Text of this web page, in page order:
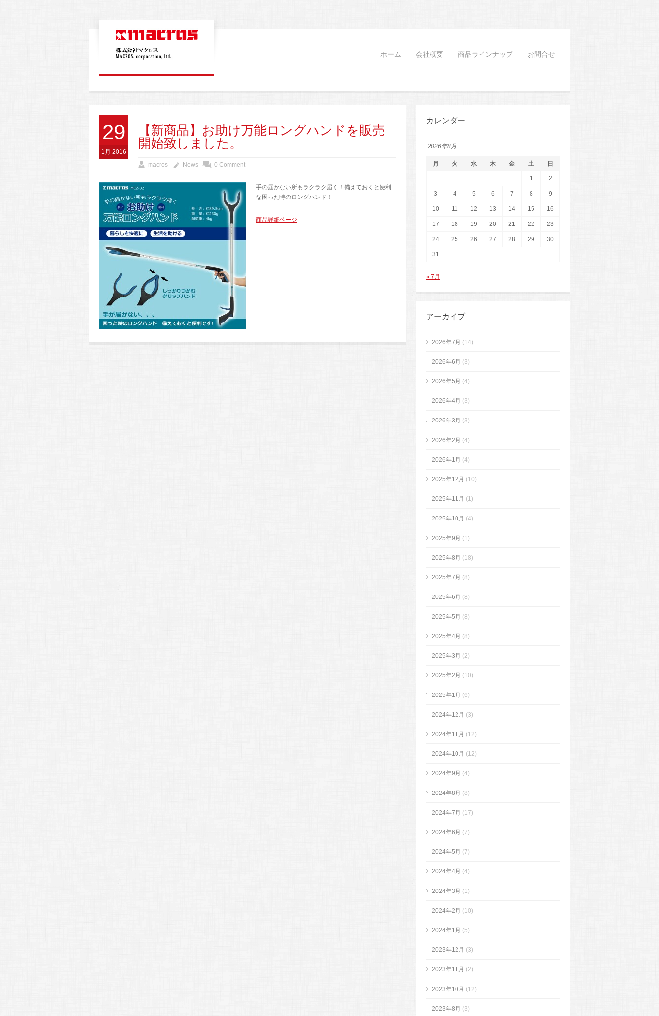
ホーム 会社概要 商品ラインナップ お問合せ
29
1月 2016
【新商品】お助け万能ロングハンドを販売
開始致しました。
macros News 0 Comment
手の届かない所もラクラク届く！備えておくと便利
な困った時のロングハンド！
商品詳細ページ
カレンダー
2026年8月
月 火 水 木 金 土 日
1 2
3 4 5 6 7 8 9
10 11 12 13 14 15 16
17 18 19 20 21 22 23
24 25 26 27 28 29 30
31
« 7月
アーカイブ
2026年7月 (14)
2026年6月 (3)
2026年5月 (4)
2026年4月 (3)
2026年3月 (3)
2026年2月 (4)
2026年1月 (4)
2025年12月 (10)
2025年11月 (1)
2025年10月 (4)
2025年9月 (1)
2025年8月 (18)
2025年7月 (8)
2025年6月 (8)
2025年5月 (8)
2025年4月 (8)
2025年3月 (2)
2025年2月 (10)
2025年1月 (6)
2024年12月 (3)
2024年11月 (12)
2024年10月 (12)
2024年9月 (4)
2024年8月 (8)
2024年7月 (17)
2024年6月 (7)
2024年5月 (7)
2024年4月 (4)
2024年3月 (1)
2024年2月 (10)
2024年1月 (5)
2023年12月 (3)
2023年11月 (2)
2023年10月 (12)
2023年8月 (3)